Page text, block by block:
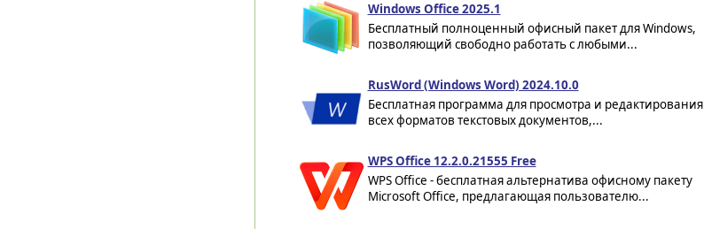
Windows Office 2025.1
Бесплатный полноценный офисный пакет для Windows,
позволяющий свободно работать с любыми...
RusWord (Windows Word) 2024.10.0
Бесплатная программа для просмотра и редактирования
всех форматов текстовых документов,...
WPS Office 12.2.0.21555 Free
WPS Office - бесплатная альтернатива офисному пакету
Microsoft Office, предлагающая пользователю...